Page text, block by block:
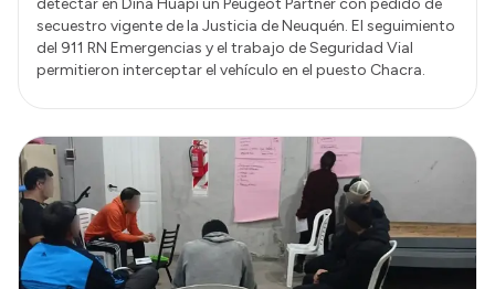
detectar en Dina Huapi un Peugeot Partner con pedido de
secuestro vigente de la Justicia de Neuquén. El seguimiento
del 911 RN Emergencias y el trabajo de Seguridad Vial
permitieron interceptar el vehículo en el puesto Chacra.